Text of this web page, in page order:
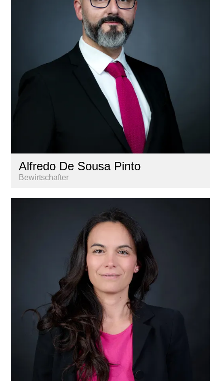
Alfredo De Sousa Pinto
Bewirtschafter